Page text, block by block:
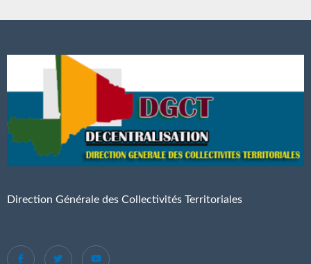
Direction Générale des Collectivités Territoriales